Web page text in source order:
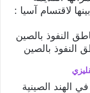
لاقتسام آسيا :
النفوذ بالصين
1882 تتوسع في الهند الصينية